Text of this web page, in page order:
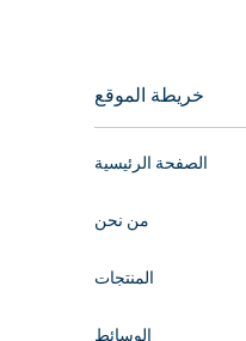
خريطة الموقع
الصفحة الرئيسية
من نحن
المنتجات
الوسائط